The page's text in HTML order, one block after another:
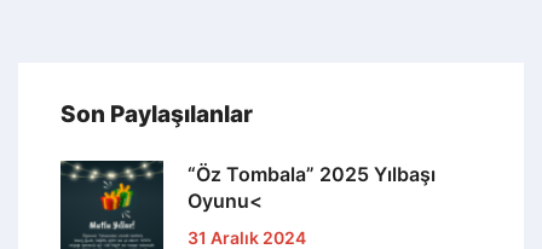
Son Paylaşılanlar
“Öz Tombala” 2025 Yılbaşı
Oyunu<
31 Aralık 2024